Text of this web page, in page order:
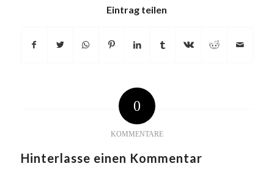
Eintrag teilen
0
KOMMENTARE
Hinterlasse einen Kommentar